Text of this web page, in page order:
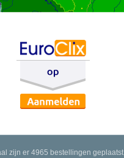
zijn er 4965 bestellingen geplaatst.